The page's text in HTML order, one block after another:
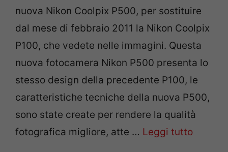
nuova Nikon Coolpix P500, per sostituire
dal mese di febbraio 2011 la Nikon Coolpix
P100, che vedete nelle immagini. Questa
nuova fotocamera Nikon P500 presenta lo
stesso design della precedente P100, le
caratteristiche tecniche della nuova P500,
sono state create per rendere la qualità
fotografica migliore, atte … Leggi tutto